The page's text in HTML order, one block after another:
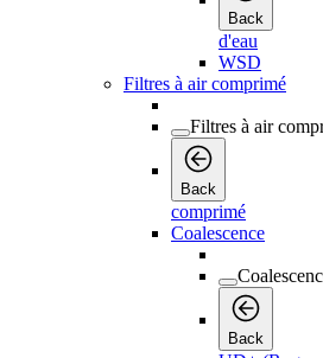
Back
d'eau
WSD
Filtres à air comprimé
Filtres à air
Back
comprimé
Coalescence
Back